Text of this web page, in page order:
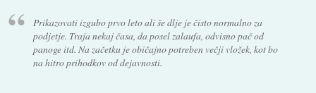
Prikazovati izgubo prvo leto ali še dlje je čisto normalno za
podjetje. Traja nekaj časa, da posel zalaufa, odvisno pač od
panoge itd. Na začetku je običajno potreben večji vložek, kot bo
na hitro prihodkov od dejavnosti.